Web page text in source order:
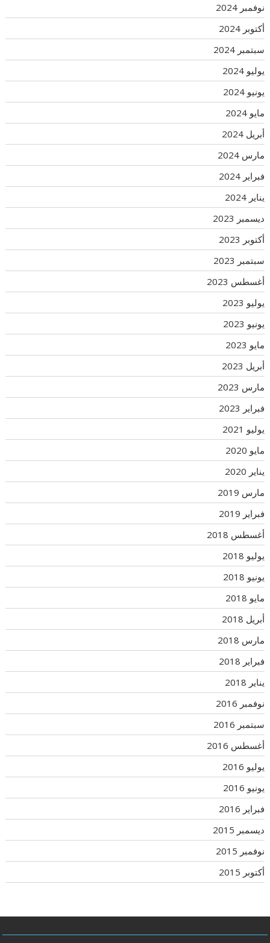
نوفمبر 2024
أكتوبر 2024
سبتمبر 2024
يوليو 2024
يونيو 2024
مايو 2024
أبريل 2024
مارس 2024
فبراير 2024
يناير 2024
ديسمبر 2023
أكتوبر 2023
سبتمبر 2023
أغسطس 2023
يوليو 2023
يونيو 2023
مايو 2023
أبريل 2023
مارس 2023
فبراير 2023
يوليو 2021
مايو 2020
يناير 2020
مارس 2019
فبراير 2019
أغسطس 2018
يوليو 2018
يونيو 2018
مايو 2018
أبريل 2018
مارس 2018
فبراير 2018
يناير 2018
نوفمبر 2016
سبتمبر 2016
أغسطس 2016
يوليو 2016
يونيو 2016
فبراير 2016
ديسمبر 2015
نوفمبر 2015
أكتوبر 2015